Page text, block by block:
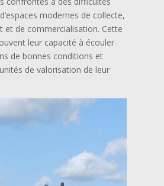
modernes de collecte,
et de commercialisation. Cette
leur capacité à écouler
de bonnes conditions et
de valorisation de leur